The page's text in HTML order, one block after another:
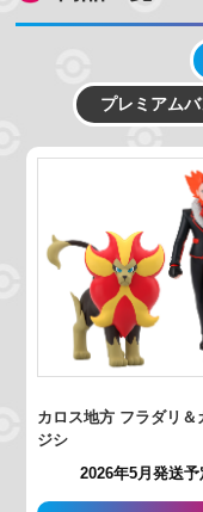
プレミアム
カロス地方 フラダリ＆
ジシ
2026年5月発送予